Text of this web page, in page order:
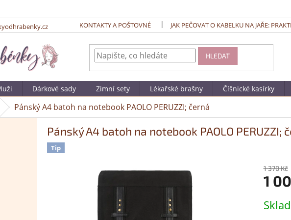
KONTAKTY A POŠTOVNÉ JAK PEČOVAT O KABELKU NA JAŘE:
HLEDAT
Dárkové sady Zimní sety Lékařské brašny Číšnické kasírky
Pánský A4 batoh na notebook PAOLO PERUZZI; černá
Pánský A4 batoh na notebook PAOLO PERUZZI;
Tip
1 370 Kč
1
cena: